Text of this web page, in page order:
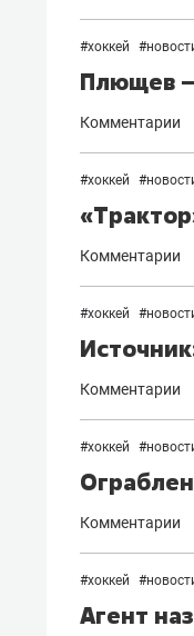
#хоккей #
Плющев –
Комментарии
#хоккей #
Комментарии
#хоккей #
Комментарии
#хоккей #
Комментарии
#хоккей #
Агент